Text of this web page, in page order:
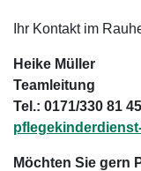
Ihr Kontakt im
Heike Müller
Teamleitung
Tel.: 0171/330 81 45
Möchten Sie gern